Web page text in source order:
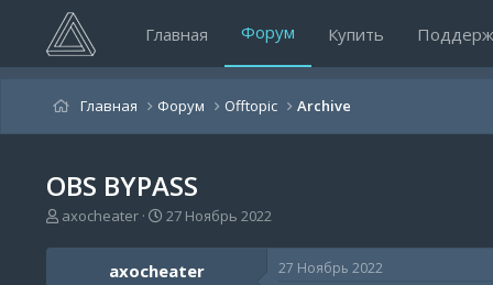
Главная Форум Купить
Главная Форум Offtopic Archive
OBS BYPASS
А
т
axocheater
Д
т
а
27 Ноябрь 2022
axocheater 27 Ноябрь 2022